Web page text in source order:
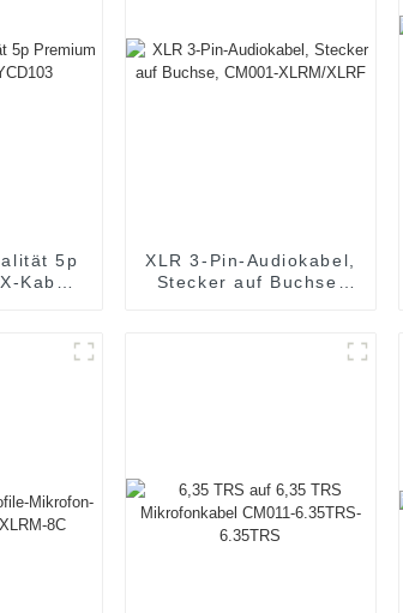
5p
Kabel
XLR 3-Pin-Audiokabel,
Stecker auf Buchse,